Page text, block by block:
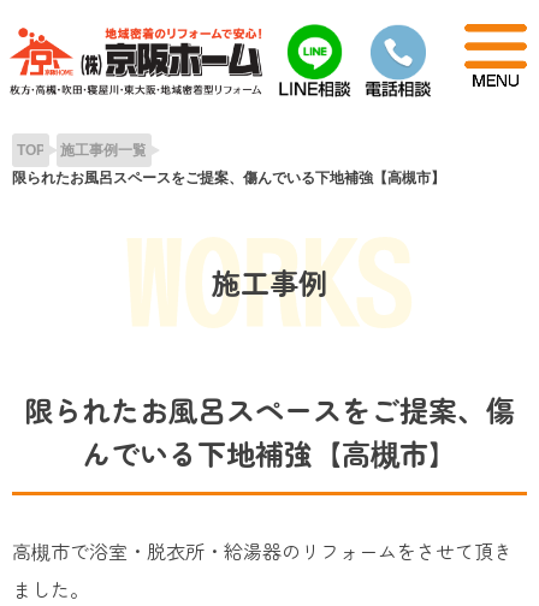
content
TOP
施工事例一覧
限られたお風呂スペースをご提案、傷んでいる下地補強【高槻市】
施工事例
限られたお風呂スペースをご提案、傷
んでいる下地補強【高槻市】
高槻市で浴室・脱衣所・給湯器のリフォームをさせて頂き
ました。